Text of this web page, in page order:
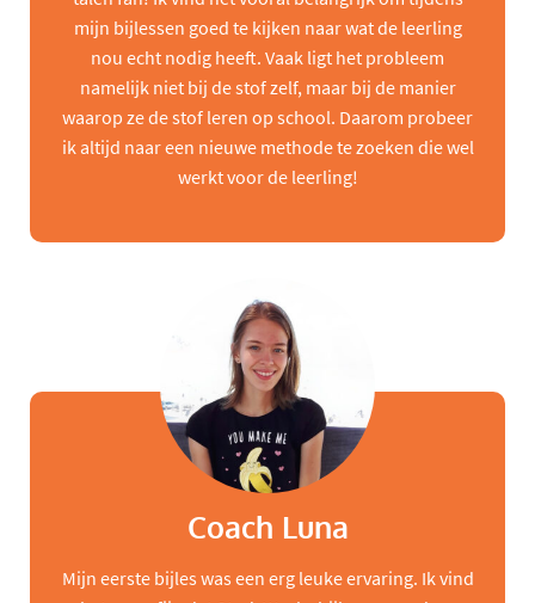
mijn bijlessen goed te kijken naar wat de leerling
nou echt nodig heeft. Vaak ligt het probleem
namelijk niet bij de stof zelf, maar bij de manier
waarop ze de stof leren op school. Daarom probeer
ik altijd naar een nieuwe methode te zoeken die wel
werkt voor de leerling!
Coach Luna
Mijn eerste bijles was een erg leuke ervaring. Ik vind